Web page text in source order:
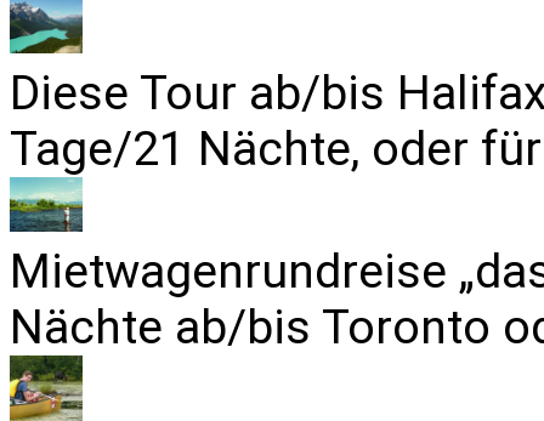
Diese Tour ab/bis
Tage/21 Nächte, oder
Mietwagenrundreise
Nächte ab/bis Toronto